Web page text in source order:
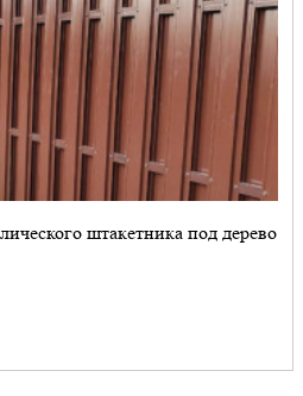
штакетника под дерево